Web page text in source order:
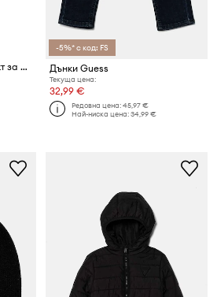
Guess ежедневен комплект за деца от памук
-5%* с код: FS
Дънки Guess
Текуща цена:
32,99 €
Редовна цена:45,97 €
Най-ниска цена:34,99 €